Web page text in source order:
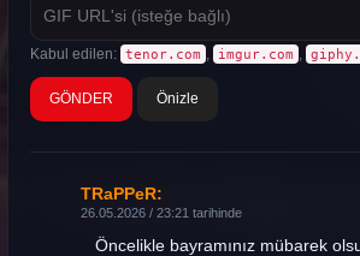
Kabul edilen: tenor.com imgur.com
Önizle
TRaPPeR:
26.05.2026 / 23:21 tarihinde
Öncelikle bayramınız mübarek